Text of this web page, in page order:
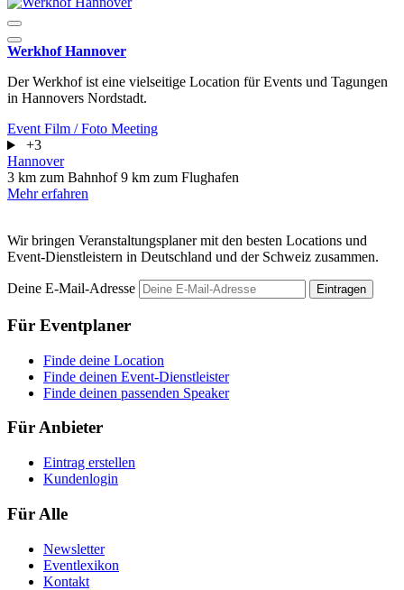
Werkhof Hannover
Der Werkhof ist eine vielseitige Location für Events und Tagungen
in Hannovers Nordstadt.
Event Film / Foto Meeting
+3
Hannover
3 km zum Bahnhof9 km zum Flughafen
Mehr erfahren
Wir bringen Veranstaltungsplaner mit den besten Locations und
Event-Dienstleistern in Deutschland und der Schweiz zusammen.
Deine E-Mail-Adresse Eintragen
Für Eventplaner
Finde deine Location
Finde deinen Event-Dienstleister
Finde deinen passenden Speaker
Für Anbieter
Eintrag erstellen
Kundenlogin
Für Alle
Newsletter
Eventlexikon
Kontakt